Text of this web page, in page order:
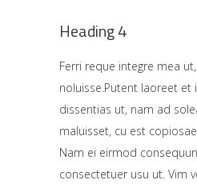
Heading 4
Ferri reque integre mea
noluisse.Putent laoreet et
dissentias ut, nam ad
maluisset, cu est
Nam ei eirmod
consectetuer usu ut. Vim